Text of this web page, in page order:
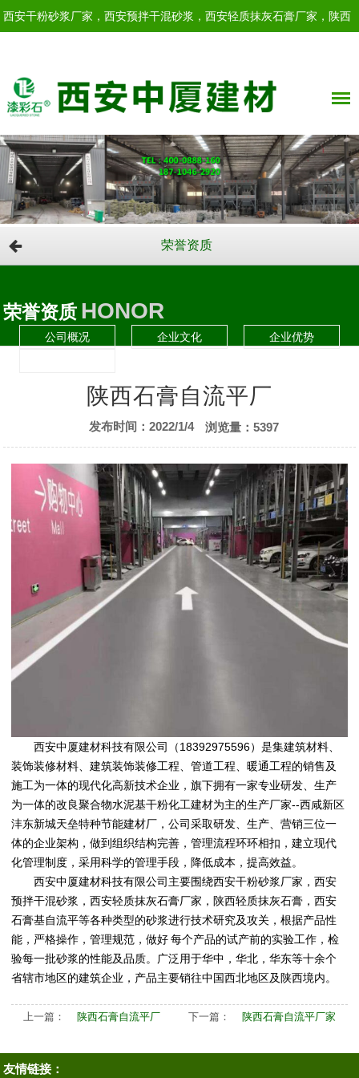
西安干粉砂浆厂家，西安预拌干混砂浆，西安轻质抹灰石膏厂家，陕西
荣誉资质
荣誉资质 HONOR
公司概况 企业文化
企业优势
陕西石膏自流平厂
发布时间：2022/1/4 浏览量：5397
西安中厦建材科技有限公司（18392975596）是集建筑材料、
装饰装修材料、建筑装饰装修工程、管道工程、暖通工程的销售及
施工为一体的现代化高新技术企业，旗下拥有一家专业研发、生产
为一体的改良聚合物水泥基干粉化工建材为主的生产厂家--西咸新区
沣东新城天垒特种节能建材厂，公司采取研发、生产、营销三位一
体的企业架构，做到组织结构完善，管理流程环环相扣，建立现代
化管理制度，采用科学的管理手段，降低成本，提高效益。
西安中厦建材科技有限公司主要围绕西安干粉砂浆厂家 ，西安
预拌干混砂浆 ，西安轻质抹灰石膏厂家 ，陕西轻质抹灰石膏 ，西安
石膏基自流平等各种类型的砂浆进行技术研究及攻关，根据产品性
能，严格操作，管理规范，做好 每个产品的试产前的实验工作，检
验每一批砂浆的性能及品质。广泛用于华中，华北，华东等十余个
省辖市地区的建筑企业，产品主要销往中国西北地区及陕西境内。
上一篇： 陕西石膏自流平厂 下一篇： 陕西石膏自流平厂家
友情链接：